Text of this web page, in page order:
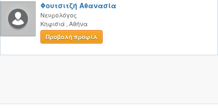
Φουτσιτζή Αθανασία
Νευρολόγος
Κηφισιά , Αθήνα
Προβολή προφίλ